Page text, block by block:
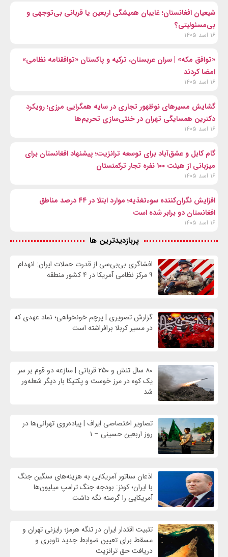
شیعیان افغانستان؛ غایبان همیشگی اربعین یا قربانی بی‌توجهی و
بی‌مسئولیتی؟
۱۶ اسد ۱۴۰۵
«توافق مکه» | سران عربستان، ترکیه و پاکستان «توافقنامه نظامی»
امضا کردند
۱۶ اسد ۱۴۰۵
گشایش مسیرهای نوظهور تجاری در سایه همگرایی مرزی؛ رویکرد
دکترین همسایگی تهران در خنثی‌سازی تحریم‌ها
۱۶ اسد ۱۴۰۵
گام کابل و عشق‌آباد برای توسعه ترانزیت؛ پیشنهاد افغانستان برای
میزبانی از هیئت ۱۰۰ نفره تجار ترکمنستان
۱۶ اسد ۱۴۰۵
افزایش نگران‌کننده سوءتغذیه؛ موارد ابتلا در ۴۴ درصد مناطق
افغانستان دو برابر شده است
۱۶ اسد ۱۴۰۵
پربازدیدترین ها
افشاگری بی‌بی‌سی از قدرت حملات ایران: انهدام
۹ مرکز نظامی آمریکا در ۴ کشور منطقه
گزارش تصویری | پرچم خونخواهی؛ نماد عهدی که
در مسیر کربلا برافراشته است
۸۰ سال تنش و ۲۵۰ قربانی | منازعه دو قوم بر سر
یک کوه در مرز خوست و پکتیکا بار دیگر شعله‌ور
شد
تصاویر اختصاصی ایراف | پیاده‌روی تهرانی‌ها در
روز اربعین حسینی – ۱
اذعان سناتور آمریکایی به هزینه‌های سنگین جنگ
با ایران؛ کونز: بودجه جنگ ترامپ میلیون‌ها
آمریکایی را گرسنه نگه داشت
تثبیت اقتدار ایران در تنگه هرمز؛ رایزنی تهران و
مسقط برای تعیین ضوابط جدید ناوبری و
دریافت حق ترانزیت